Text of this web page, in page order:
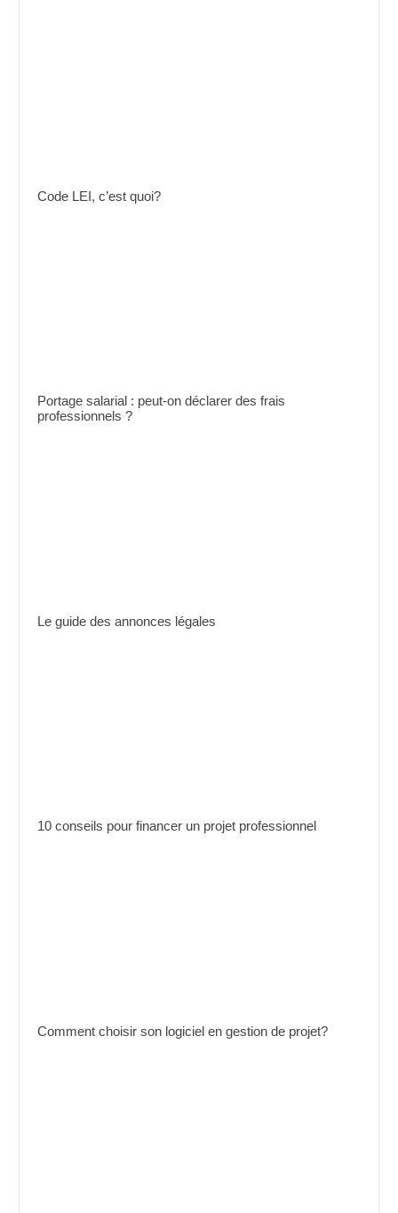
Code LEI, c’est quoi?
Portage salarial : peut-on déclarer des frais
professionnels ?
Le guide des annonces légales
10 conseils pour financer un projet professionnel
Comment choisir son logiciel en gestion de projet?